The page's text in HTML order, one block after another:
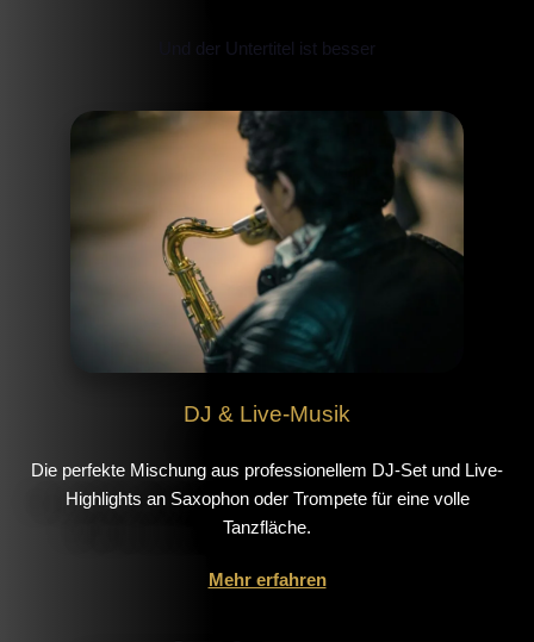
Und der Untertitel ist besser
DJ & Live-Musik
Die perfekte Mischung aus professionellem DJ-Set und Live-
Highlights an Saxophon oder Trompete für eine volle
Tanzfläche.
Mehr erfahren